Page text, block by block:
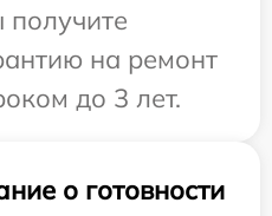
на ремонт
до 3 лет.
о готовности